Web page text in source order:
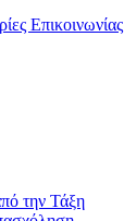
Επικοινωνίας
την Τάξη